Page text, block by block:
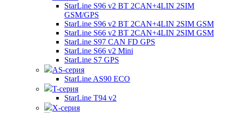
StarLine S96 v2 BT 2CAN+4LIN 2SIM
GSM/GPS
StarLine S96 v2 BT 2CAN+4LIN 2SIM GSM
StarLine S66 v2 BT 2CAN+4LIN 2SIM GSM
StarLine S97 CAN FD GPS
StarLine S66 v2 Mini
StarLine S7 GPS
AS-серия
StarLine AS90 ECO
T-серия
StarLine T94 v2
X-серия